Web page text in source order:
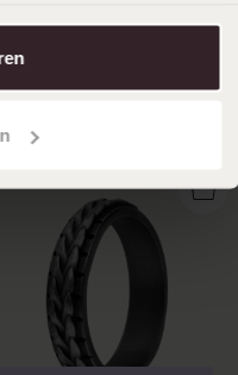
onscookiebeleid.